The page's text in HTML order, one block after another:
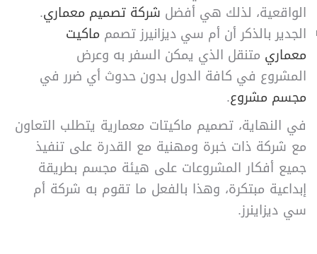
الواقعية، لذلك هي أفضل شركة تصميم معماري.
الجدير بالذكر أن أم سي ديزانيرز تصمم ماكيت
معماري متنقل الذي يمكن السفر به وعرض
المشروع في كافة الدول بدون حدوث أي ضرر في
مجسم مشروع.
في النهاية، تصميم ماكيتات معمارية يتطلب التعاون
مع شركة ذات خبرة ومهنية مع القدرة على تنفيذ
جميع أفكار المشروعات على هيئة مجسم بطريقة
إبداعية مبتكرة، وهذا بالفعل ما تقوم به شركة أم
سي ديزاينرز.